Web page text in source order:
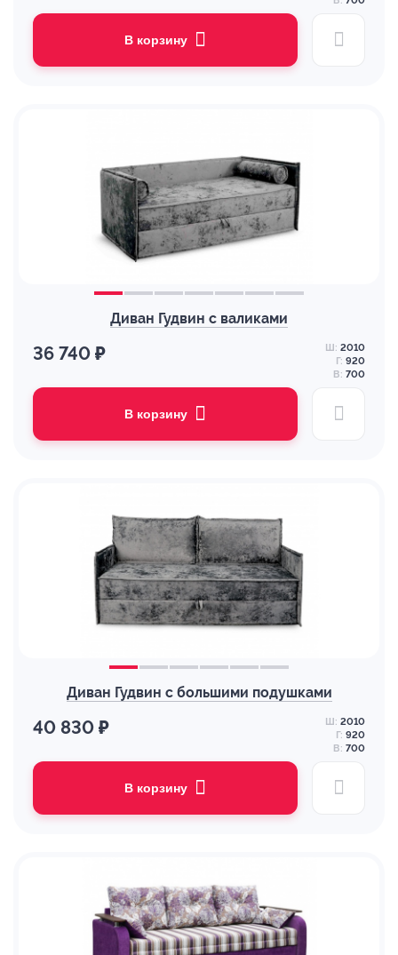
В корзину
Диван Гудвин с валиками
36 740 ₽ Ш: 2010
Г: 920
В: 700
В корзину
Диван Гудвин с большими подушками
40 830 ₽ Ш: 2010
Г: 920
В: 700
В корзину